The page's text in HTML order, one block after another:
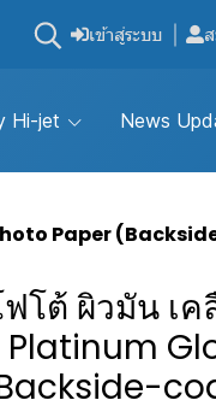
เข้าสู่ระบบ
Hi-jet News
Paper (Backside-
โต้ ผิวมัน เ
Platinum